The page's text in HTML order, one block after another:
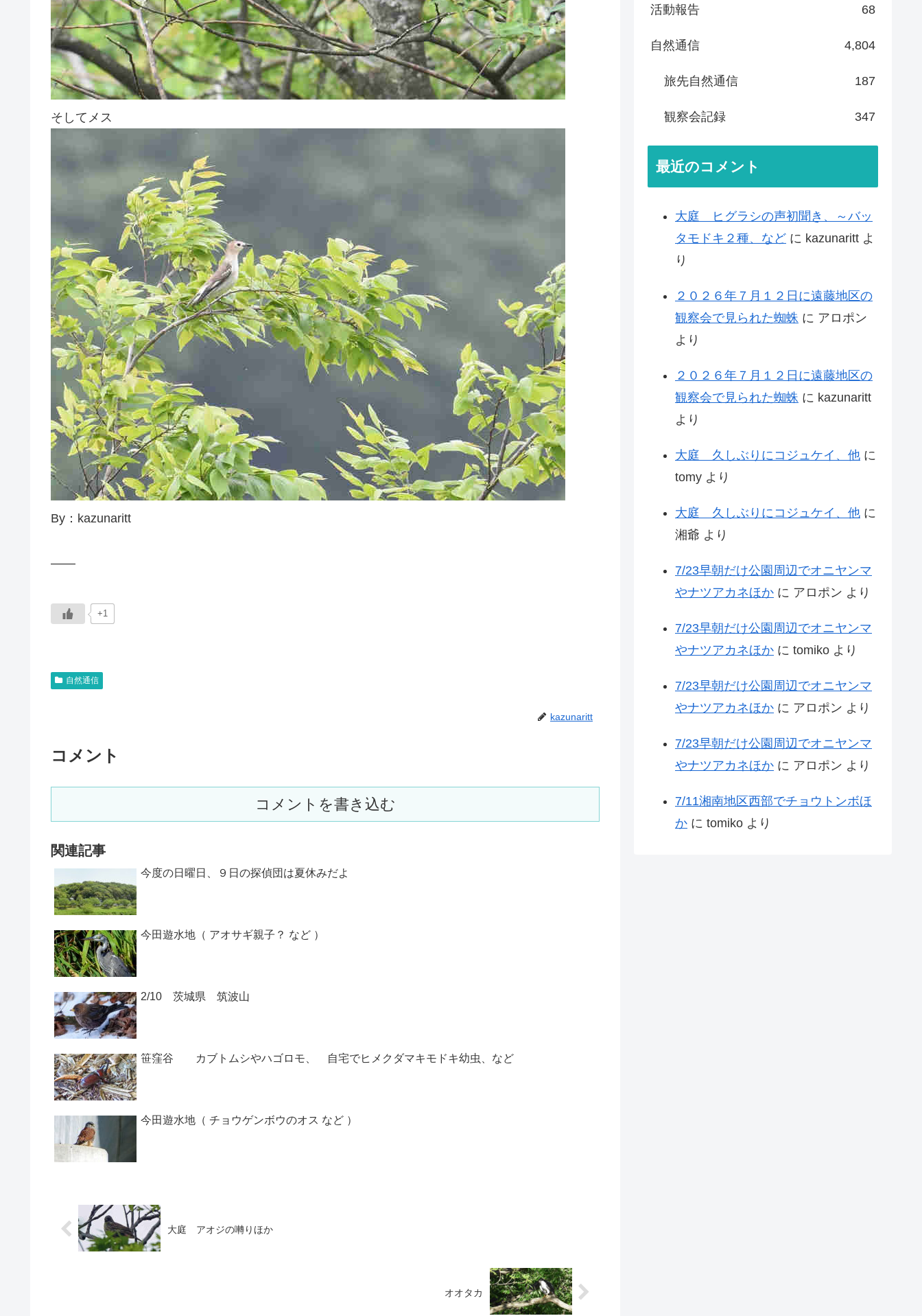
そしてメス
By：kazunaritt
——
+1
自然通信
kazunaritt
コメント
コメントを書き込む
関連記事
今度の日曜日、９日の探偵団は夏休みだよ
今田遊水地（ アオサギ親子？ など ）
2/10 茨城県 筑波山
笹窪谷 カブトムシやハゴロモ、 自宅でヒメクダマキモドキ幼虫、など
今田遊水地（ チョウゲンボウのオス など ）
大庭 アオジの囀りほか
オオタカ
活動報告 68
自然通信 4,804
旅先自然通信 187
観察会記録 347
最近のコメント
大庭 ヒグラシの声初聞き、～バッ
タモドキ２種、など に kazunaritt よ
り
２０２６年７月１２日に遠藤地区の
観察会で見られた蜘蛛 に アロポン
より
２０２６年７月１２日に遠藤地区の
観察会で見られた蜘蛛 に kazunaritt
より
大庭 久しぶりにコジュケイ、他 に
tomy より
大庭 久しぶりにコジュケイ、他 に
湘爺 より
7/23早朝だけ公園周辺でオニヤンマ
やナツアカネほか に アロポン より
7/23早朝だけ公園周辺でオニヤンマ
やナツアカネほか に tomiko より
7/23早朝だけ公園周辺でオニヤンマ
やナツアカネほか に アロポン より
7/23早朝だけ公園周辺でオニヤンマ
やナツアカネほか に アロポン より
7/11湘南地区西部でチョウトンボほ
か に tomiko より